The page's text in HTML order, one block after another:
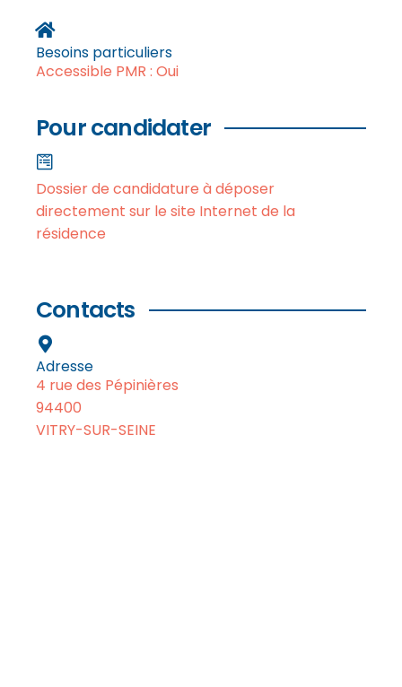
Besoins particuliers
Accessible PMR : Oui
Pour candidater
Dossier de candidature à déposer
directement sur le site Internet de la
résidence
Contacts
Adresse
4 rue des Pépinières
94400
VITRY-SUR-SEINE